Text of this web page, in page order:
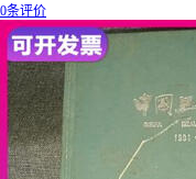
0条评价